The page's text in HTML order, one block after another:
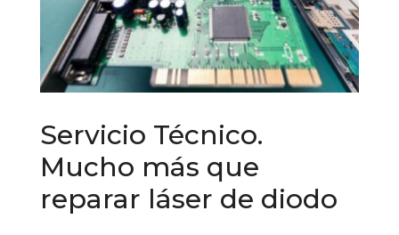
Servicio Técnico.
Mucho más que
reparar láser de diodo